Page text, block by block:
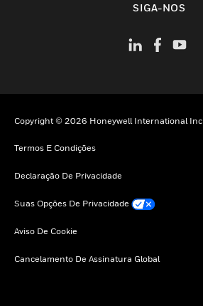
SIGA-NOS
Copyright © 2026 Honeywell International Inc
Termos E Condições
Declaração De Privacidade
Suas Opções De Privacidade
Aviso De Cookie
Cancelamento De Assinatura Global